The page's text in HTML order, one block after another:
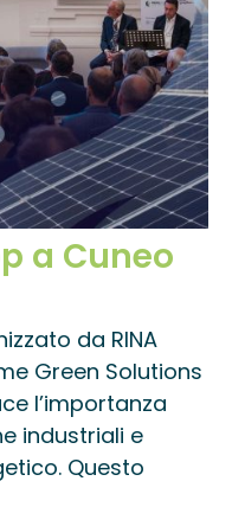
a Cuneo
da RINA
Green Solutions
l’importanza
industriali e
Questo